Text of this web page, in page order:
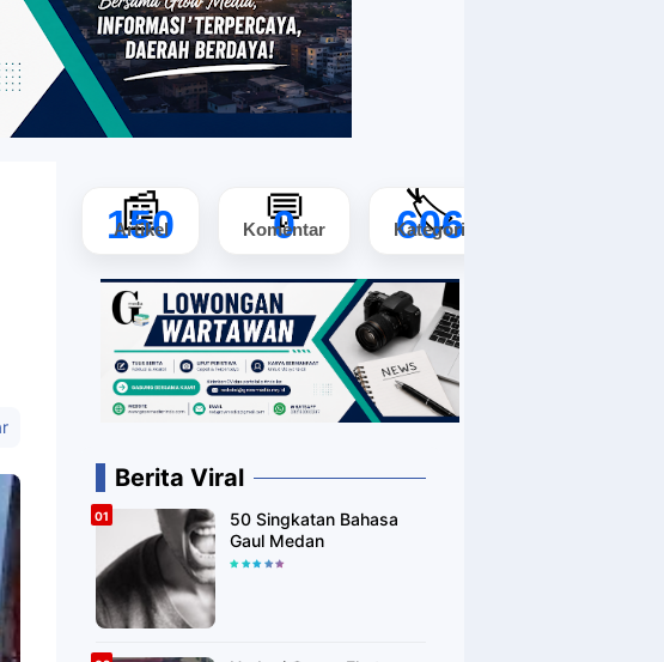
📰
150
Artikel 💬
0
Komentar 🏷️
606
Kategori
Berita Viral
50 Singkatan Bahasa
Gaul Medan